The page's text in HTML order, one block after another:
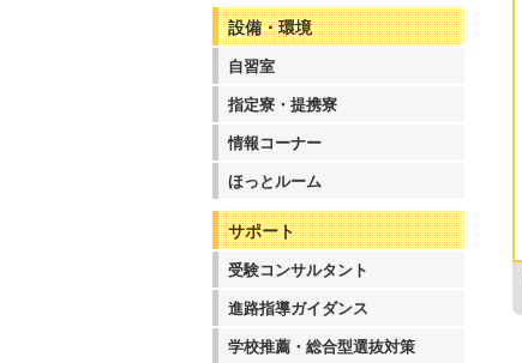
設備・環境
自習室
指定寮・提携寮
情報コーナー
ほっとルーム
サポート
受験コンサルタント
進路指導ガイダンス
学校推薦・総合型選抜対策